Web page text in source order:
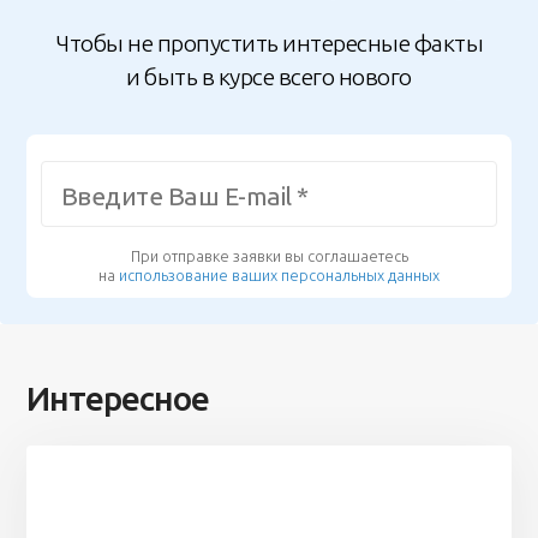
Чтобы не пропустить интересные факты
и быть в курсе всего нового
При отправке заявки вы соглашаетесь
на использование ваших персональных данных
Интересное